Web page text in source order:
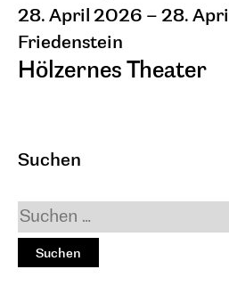
28. April 2026 – 28.
Friedenstein
Hölzernes Theater
und Renata Camaro
Camaro und Fotografien
Krummrich.Das
Ekhof-Theater
Suchen